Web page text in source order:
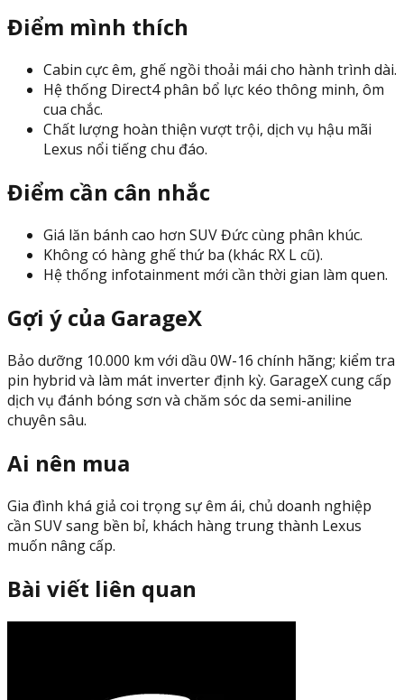
Điểm mình thích
Cabin cực êm, ghế ngồi thoải mái cho hành trình dài.
Hệ thống Direct4 phân bổ lực kéo thông minh, ôm
cua chắc.
Chất lượng hoàn thiện vượt trội, dịch vụ hậu mãi
Lexus nổi tiếng chu đáo.
Điểm cần cân nhắc
Giá lăn bánh cao hơn SUV Đức cùng phân khúc.
Không có hàng ghế thứ ba (khác RX L cũ).
Hệ thống infotainment mới cần thời gian làm quen.
Gợi ý của GarageX
Bảo dưỡng 10.000 km với dầu 0W-16 chính hãng; kiểm tra
pin hybrid và làm mát inverter định kỳ. GarageX cung cấp
dịch vụ đánh bóng sơn và chăm sóc da semi-aniline
chuyên sâu.
Ai nên mua
Gia đình khá giả coi trọng sự êm ái, chủ doanh nghiệp
cần SUV sang bền bỉ, khách hàng trung thành Lexus
muốn nâng cấp.
Bài viết liên quan